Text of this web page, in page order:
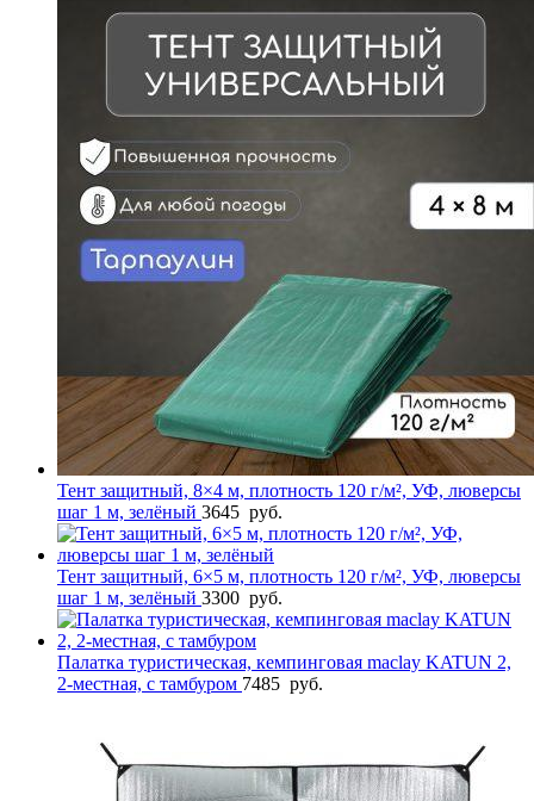
Тент защитный, 8×4 м, плотность 120 г/м², УФ, люверсы
шаг 1 м, зелёный 3645 руб.
Тент защитный, 6×5 м, плотность 120 г/м², УФ, люверсы
шаг 1 м, зелёный 3300 руб.
Палатка туристическая, кемпинговая maclay KATUN 2,
2-местная, с тамбуром 7485 руб.